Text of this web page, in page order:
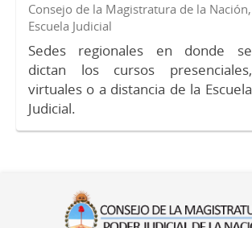
Consejo de la Magistratura de la Nación,
Escuela Judicial
Sedes regionales en donde se
dictan los cursos presenciales,
virtuales o a distancia de la Escuela
Judicial.